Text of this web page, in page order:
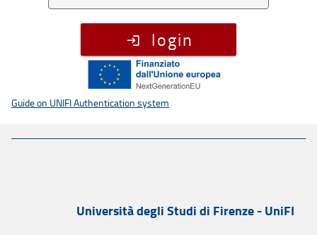
login
Guide on UNIFI Authentication system
Università degli Studi di Firenze - UniFI